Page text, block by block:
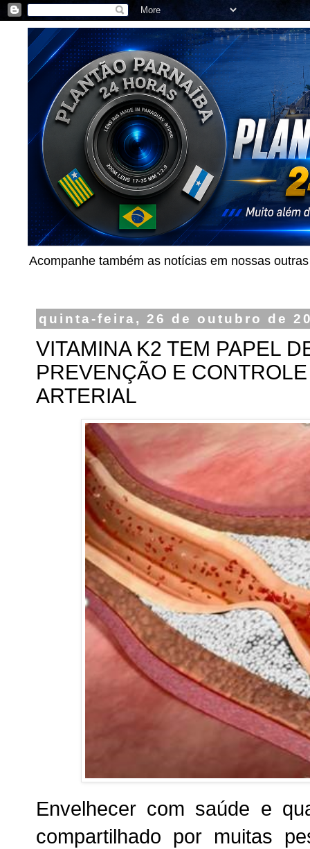
Acompanhe também as notícias em nossas
quinta-feira, 26 de outubro de
VITAMINA K2 TEM PAPEL
PREVENÇÃO E
ARTERIAL
Envelhecer com saúde e
compartilhado por muitas